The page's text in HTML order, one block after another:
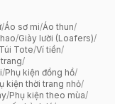
/Áo sơ mi/Áo thun/
/Giày lười (Loafers)/
Túi Tote/Ví tiền/
/
/Phụ kiện đồng hồ/
kiện thời trang nhỏ/
/Phụ kiện theo mùa/